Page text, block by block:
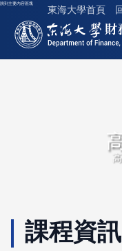
跳到主要內容區塊
東海大學首頁
東海大學logo
課程資訊